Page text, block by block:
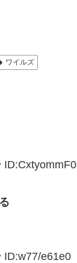
ワイルズ
ID:CxtyommF0
ID:w77/e61e0